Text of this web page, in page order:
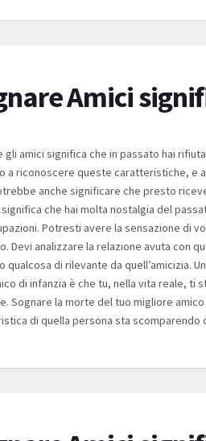
Amici
gli amici significa che in passato hai
a riconoscere queste caratteristiche, e
anche significare che presto
che hai molta nostalgia del
Potresti avere la sensazione di
Devi analizzare la relazione avuta con
qualcosa di rilevante da quell’amicizia.
di infanzia è che tu, nella vita reale, ti
Sognare la morte del tuo migliore
di quella persona sta scomparendo